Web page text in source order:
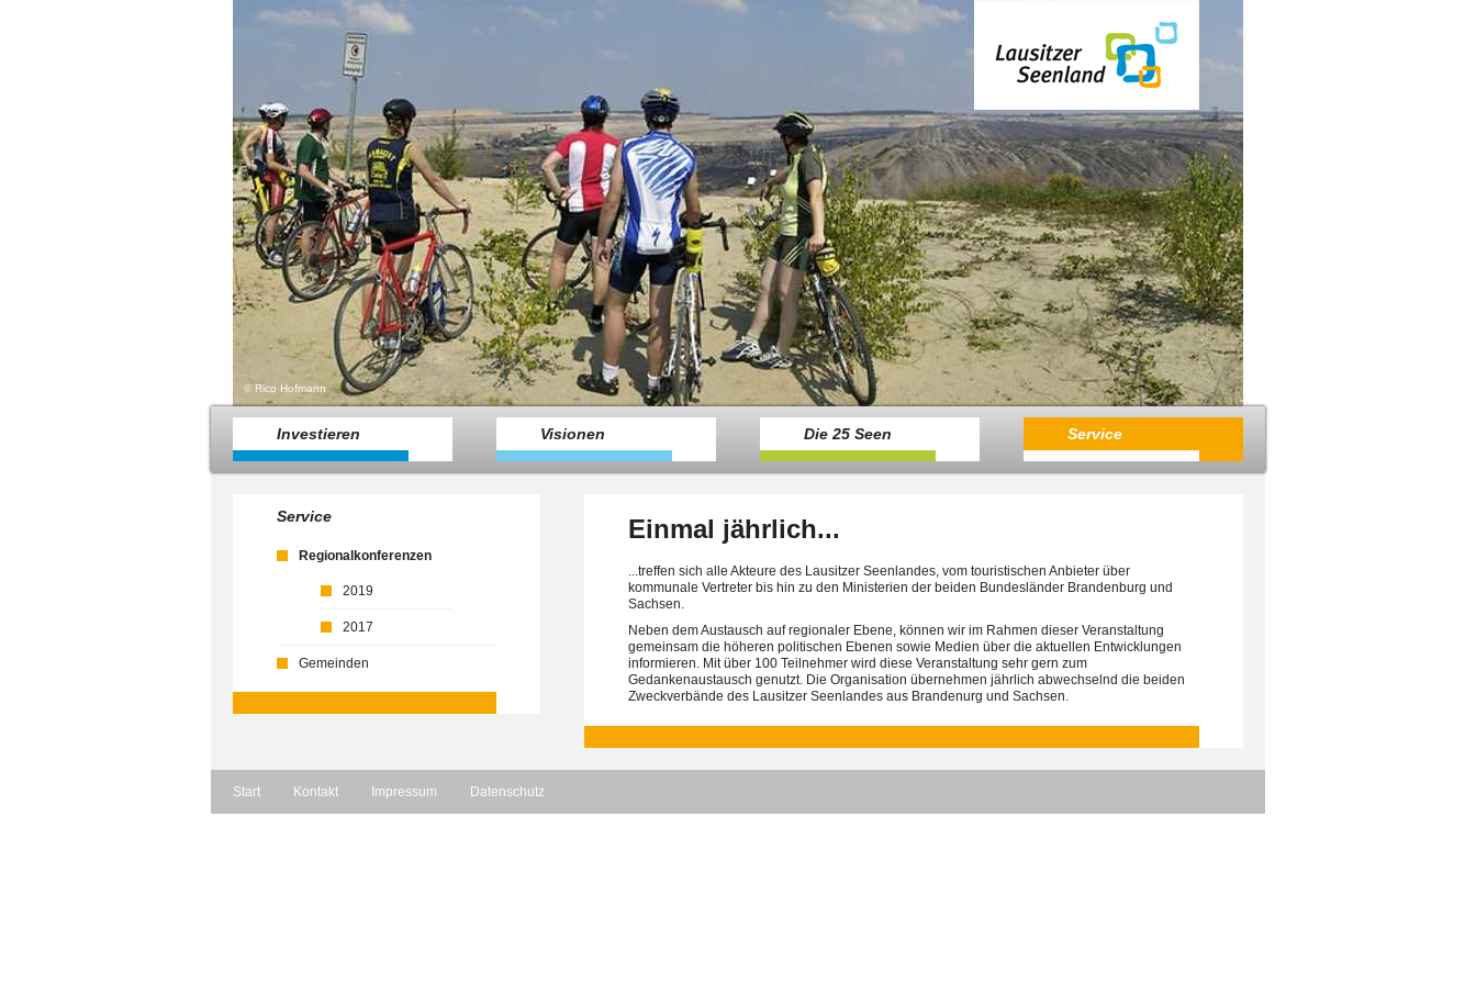
© Rico Hofmann
Investieren Visionen Die 25 Seen Service
Service
Regionalkonferenzen
2019
2017
Gemeinden
Einmal jährlich...
...treffen sich alle Akteure des Lausitzer Seenlandes, vom touristischen Anbieter über
kommunale Vertreter bis hin zu den Ministerien der beiden Bundesländer Brandenburg und
Sachsen.
Neben dem Austausch auf regionaler Ebene, können wir im Rahmen dieser Veranstaltung
gemeinsam die höheren politischen Ebenen sowie Medien über die aktuellen Entwicklungen
informieren. Mit über 100 Teilnehmer wird diese Veranstaltung sehr gern zum
Gedankenaustausch genutzt. Die Organisation übernehmen jährlich abwechselnd die beiden
Zweckverbände des Lausitzer Seenlandes aus Brandenurg und Sachsen.
Start Kontakt Impressum Datenschutz